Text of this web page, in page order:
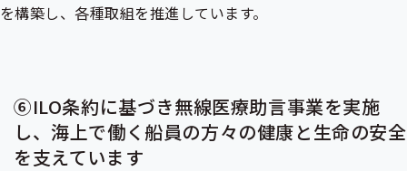
を構築し、各種取組を推進しています。
⑥ILO条約に基づき無線医療助言事業を実施
し、海上で働く船員の方々の健康と生命の安全
を支えています